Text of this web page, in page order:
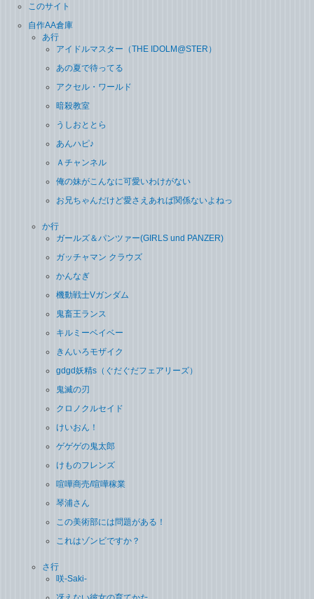
このサイト
自作AA倉庫
あ行
アイドルマスター（THE IDOLM@STER）
あの夏で待ってる
アクセル・ワールド
暗殺教室
うしおととら
あんハピ♪
Ａチャンネル
俺の妹がこんなに可愛いわけがない
お兄ちゃんだけど愛さえあれば関係ないよねっ
か行
ガールズ＆パンツァー(GIRLS und PANZER)
ガッチャマン クラウズ
かんなぎ
機動戦士Vガンダム
鬼畜王ランス
キルミーベイベー
きんいろモザイク
gdgd妖精s（ぐだぐだフェアリーズ）
鬼滅の刃
クロノクルセイド
けいおん！
ゲゲゲの鬼太郎
けものフレンズ
喧嘩商売/喧嘩稼業
琴浦さん
この美術部には問題がある！
これはゾンビですか？
さ行
咲-Saki-